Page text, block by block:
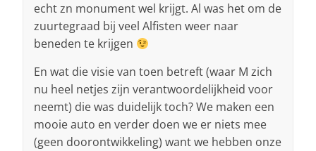
echt zn monument wel krijgt. Al was het om de
zuurtegraad bij veel Alfisten weer naar
beneden te krijgen
En wat die visie van toen betreft (waar M zich
nu heel netjes zijn verantwoordelijkheid voor
neemt) die was duidelijk toch? We maken een
mooie auto en verder doen we er niets mee
(geen doorontwikkeling) want we hebben onze